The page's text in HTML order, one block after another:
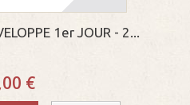
1er JOUR - 2...
€